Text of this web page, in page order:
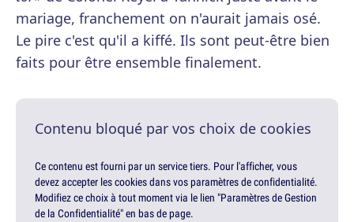
mariage, franchement on n'aurait jamais osé.
Le pire c'est qu'il a kiffé. Ils sont peut-être bien
faits pour être ensemble finalement.
Contenu bloqué par vos choix de cookies
Ce contenu est fourni par un service tiers. Pour l'afficher, vous
devez accepter les cookies dans vos paramètres de confidentialité.
Modifiez ce choix à tout moment via le lien "Paramètres de Gestion
de la Confidentialité" en bas de page.